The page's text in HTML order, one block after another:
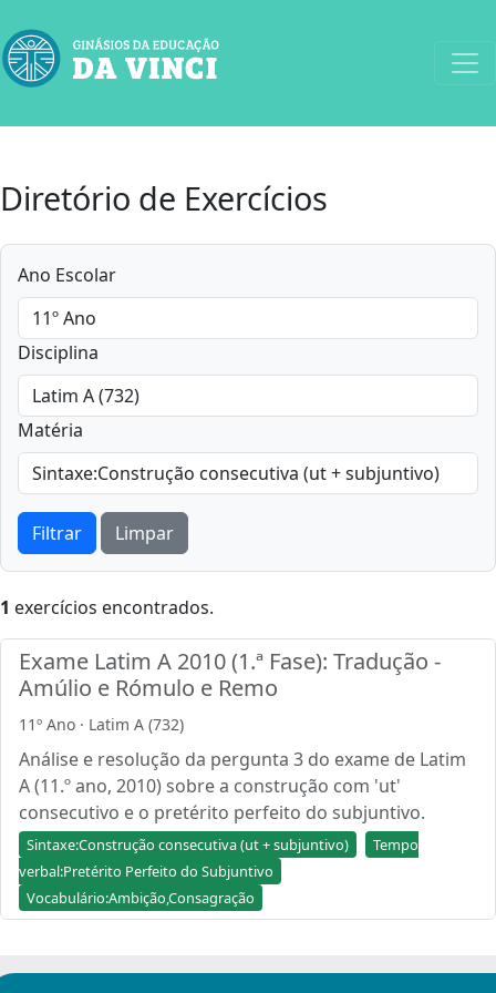
Diretório de Exercícios
Ano Escolar
Disciplina
Matéria
Filtrar Limpar
1 exercícios encontrados.
Exame Latim A 2010 (1.ª Fase): Tradução -
Amúlio e Rómulo e Remo
11º Ano · Latim A (732)
Análise e resolução da pergunta 3 do exame de Latim
A (11.º ano, 2010) sobre a construção com 'ut'
consecutivo e o pretérito perfeito do subjuntivo.
Sintaxe:Construção consecutiva (ut + subjuntivo)
Tempo
verbal:Pretérito Perfeito do Subjuntivo
Vocabulário:Ambição,Consagração